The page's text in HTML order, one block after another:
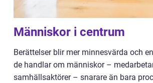
Människor i centrum
Berättelser blir mer minnesvärda och
de handlar om människor –
samhällsaktörer – snarare än bara